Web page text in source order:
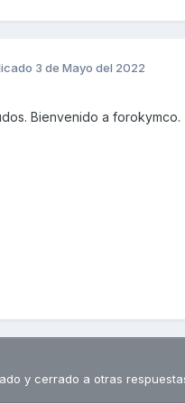
3 de Mayo del 2022
Bienvenido a forokymco.
y cerrado a otras